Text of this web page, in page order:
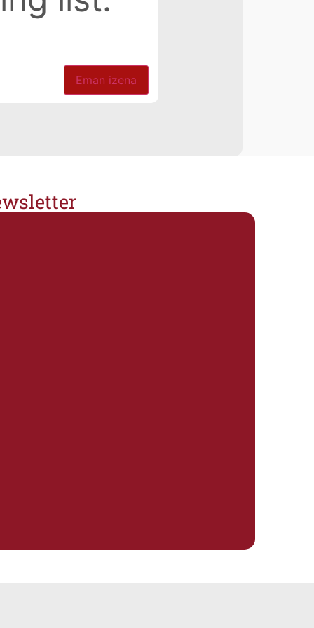
Eman izena